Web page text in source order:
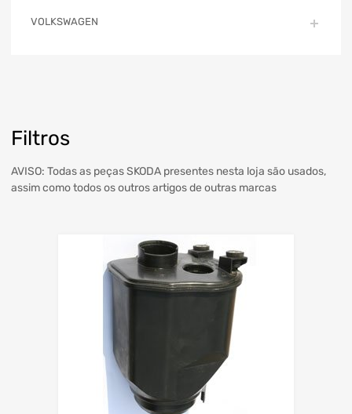
Filtros
AVISO: Todas as peças SKODA presentes nesta loja são usados,
assim como todos os outros artigos de outras marcas
VOLKSWAGEN